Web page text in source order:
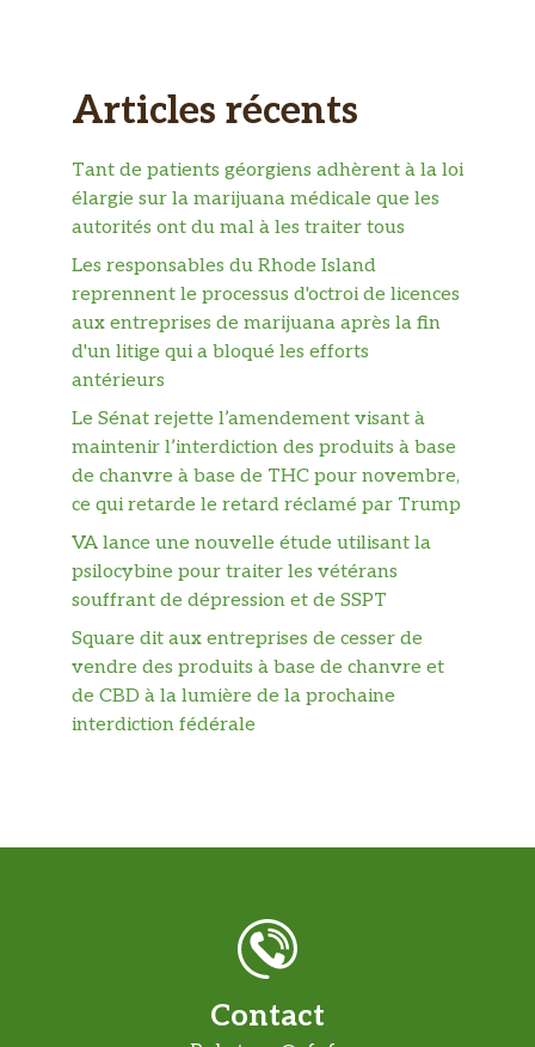
Articles récents
Tant de patients géorgiens adhèrent à la loi
élargie sur la marijuana médicale que les
autorités ont du mal à les traiter tous
Les responsables du Rhode Island
reprennent le processus d'octroi de licences
aux entreprises de marijuana après la fin
d'un litige qui a bloqué les efforts
antérieurs
Le Sénat rejette l’amendement visant à
maintenir l’interdiction des produits à base
de chanvre à base de THC pour novembre,
ce qui retarde le retard réclamé par Trump
VA lance une nouvelle étude utilisant la
psilocybine pour traiter les vétérans
souffrant de dépression et de SSPT
Square dit aux entreprises de cesser de
vendre des produits à base de chanvre et
de CBD à la lumière de la prochaine
interdiction fédérale
Contact